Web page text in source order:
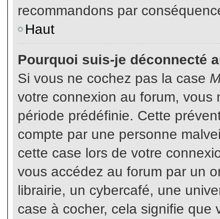
recommandons par
Haut
Pourquoi suis-je déconnecté
Si vous ne cochez pas la case
votre connexion au forum,
période prédéfinie. Cette
compte par une personne
cette case lors de votre
vous accédez au forum par un
librairie, un cybercafé, une
case à cocher, cela signifie que